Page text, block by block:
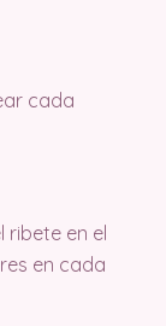
cada
en el
en cada